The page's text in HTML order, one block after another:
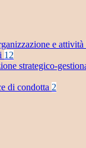
e attività
12
strategico-
di condotta 2